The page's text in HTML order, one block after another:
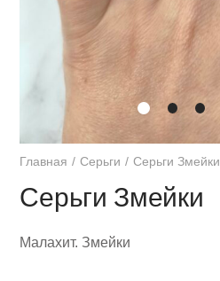
Главная Серьги Серьги Змейки
Серьги Змейки
Малахит. Змейки